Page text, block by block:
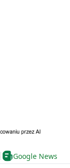
Google News